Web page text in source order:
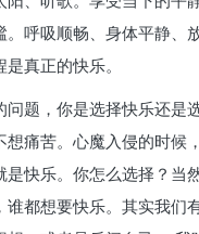
。呼吸顺畅、身体平静、
真正的快乐。
题，你是选择快乐还是
想痛苦。心魔入侵的时候
是快乐。你怎么选择？当
谁都想要快乐。其实我们